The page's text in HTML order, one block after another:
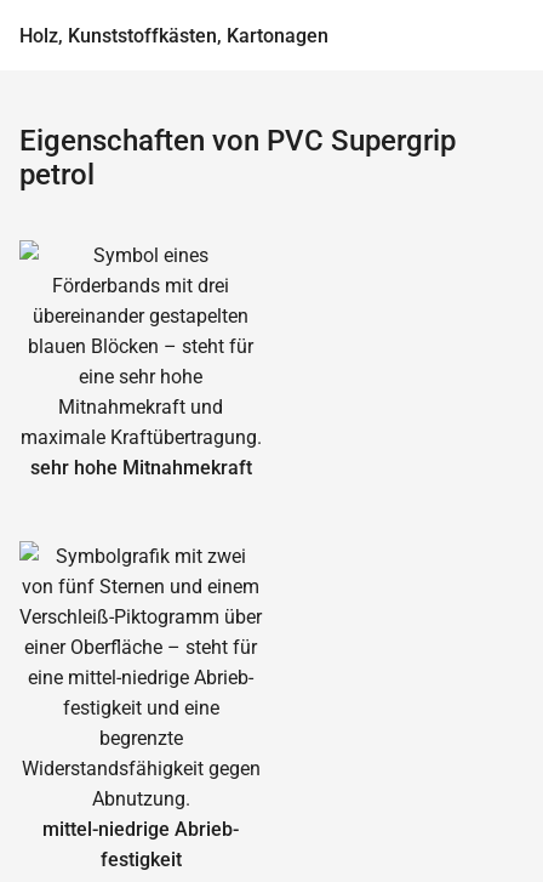
Holz, Kunststoffkästen, Kartonagen
Eigenschaften von PVC Supergrip
petrol
sehr hohe Mitnahmekraft
mittel-niedrige Abrieb­
festigkeit